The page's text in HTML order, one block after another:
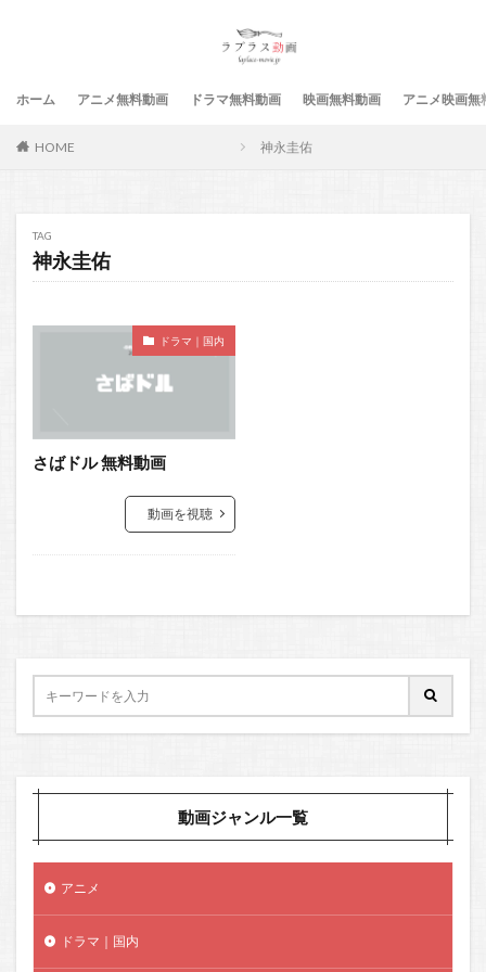
ホーム アニメ無料動画 ドラマ無料動画 映画無料動画 アニメ映画無
HOME 神永圭佑
TAG
神永圭佑
ドラマ｜国内
さばドル 無料動画
動画を視聴
動画ジャンル一覧
アニメ
ドラマ｜国内